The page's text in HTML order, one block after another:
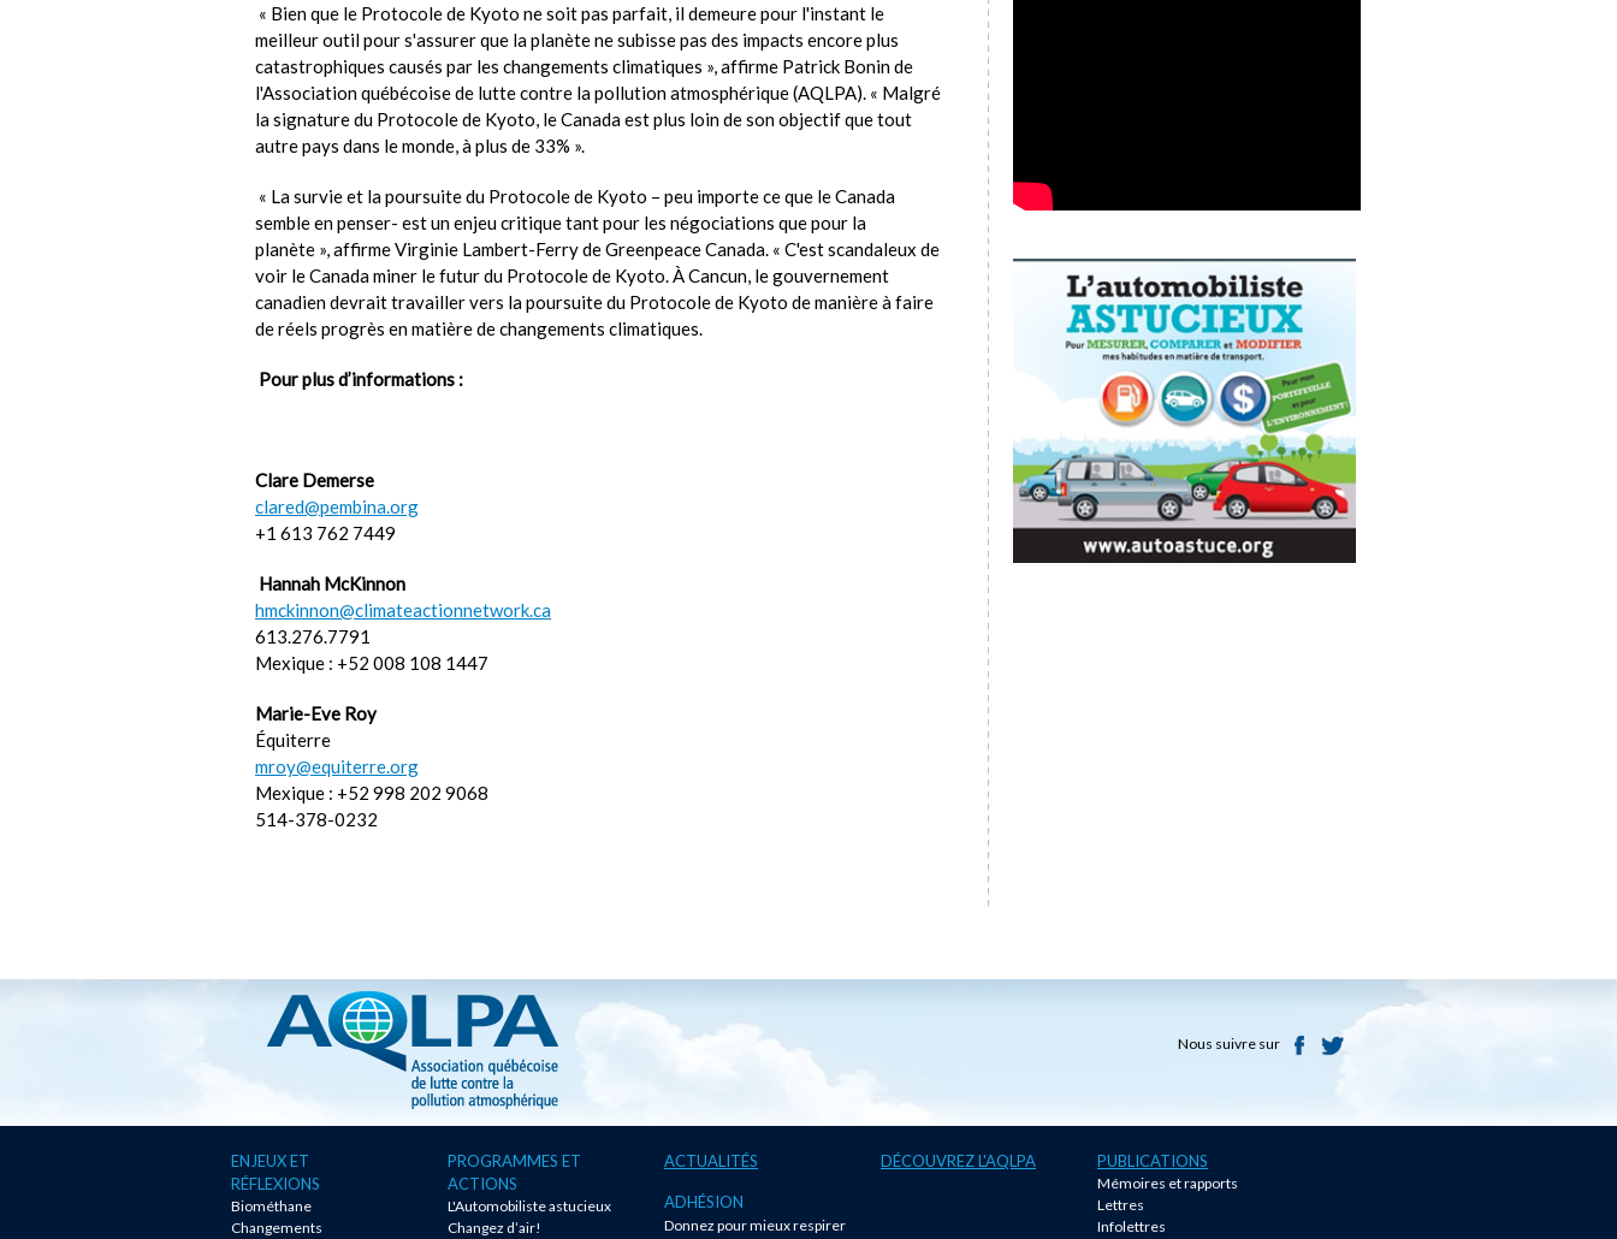
« Bien que le Protocole de Kyoto ne soit pas parfait, il demeure pour l'instant le
meilleur outil pour s'assurer que la planète ne subisse pas des impacts encore plus
catastrophiques causés par les changements climatiques », affirme Patrick Bonin de
l'Association québécoise de lutte contre la pollution atmosphérique (AQLPA). « Malgré
la signature du Protocole de Kyoto, le Canada est plus loin de son objectif que tout
autre pays dans le monde, à plus de 33% ».
« La survie et la poursuite du Protocole de Kyoto – peu importe ce que le Canada
semble en penser- est un enjeu critique tant pour les négociations que pour la
planète », affirme Virginie Lambert-Ferry de Greenpeace Canada. « C'est scandaleux de
voir le Canada miner le futur du Protocole de Kyoto. À Cancun, le gouvernement
canadien devrait travailler vers la poursuite du Protocole de Kyoto de manière à faire
de réels progrès en matière de changements climatiques.
Pour plus d’informations :
Clare Demerse
clared@pembina.org
+1 613 762 7449
Hannah McKinnon
hmckinnon@climateactionnetwork.ca
613.276.7791
Mexique : +52 008 108 1447
Marie-Eve Roy
Équiterre
mroy@equiterre.org
Mexique : +52 998 202 9068
514-378-0232
Nous suivre sur
ENJEUX ET
RÉFLEXIONS
Biométhane
Changements
PROGRAMMES ET
ACTIONS
L'Automobiliste astucieux
Changez d’air!
ACTUALITÉS
ADHÉSION
Donnez pour mieux respirer
DÉCOUVREZ L'AQLPA PUBLICATIONS
Mémoires et rapports
Lettres
Infolettres